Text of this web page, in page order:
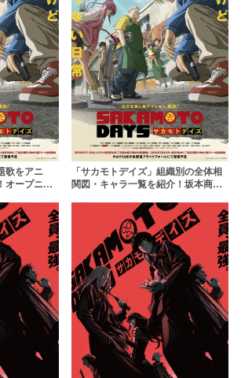
歌をアニ
オープニン
「サカモトデイズ」組織別の全体相
関図・キャラ一覧を紹介！坂本商店